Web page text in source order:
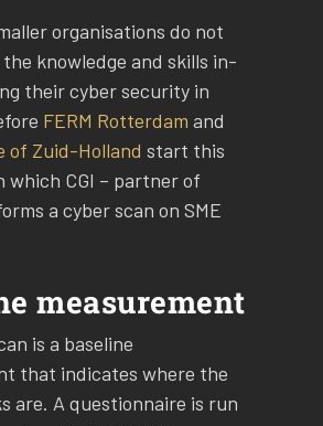
organisations do not
the knowledge and skills in-
their cyber security in
FERM Rotterdam and
of Zuid-Holland start this
which CGI – partner of
a cyber scan on SME
measurement
is a baseline
that indicates where the
are. A questionnaire is run